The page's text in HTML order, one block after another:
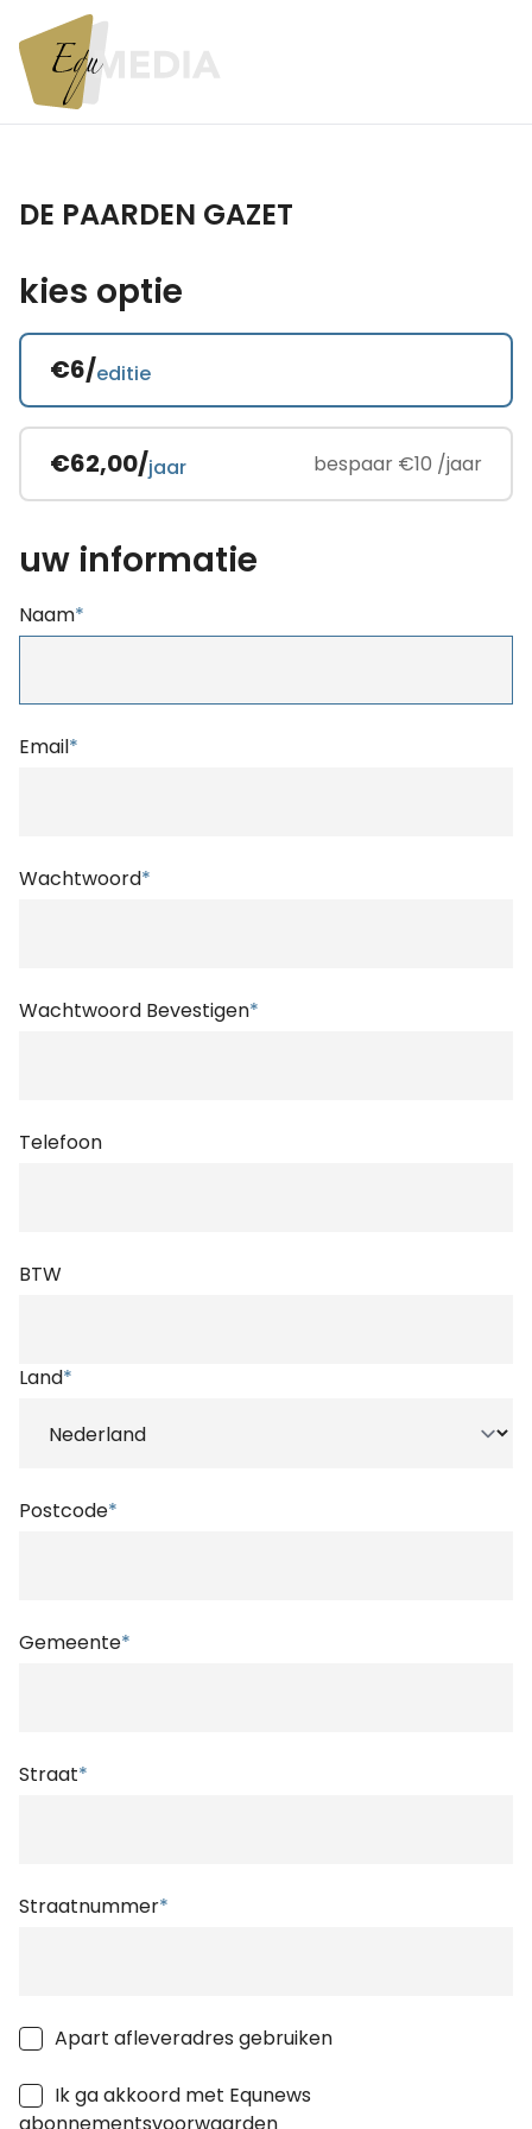
DE PAARDEN GAZET
kies optie
€6/editie
€62,00/jaar bespaar €10 /jaar
uw informatie
Naam*
Email*
Wachtwoord*
Wachtwoord Bevestigen*
Telefoon
BTW
Land*
Postcode*
Gemeente*
Straat*
Straatnummer*
Apart afleveradres gebruiken
Ik ga akkoord met Equnews